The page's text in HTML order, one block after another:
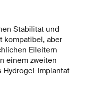
Stabilität und
kompatibel, aber
Eileitern
einem zweiten
Hydrogel-Implantat